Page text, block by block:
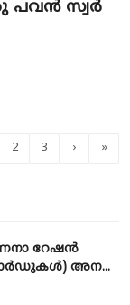
പ​വ​ൻ സ്വ​ർ​
2 3 › »
റേഷൻ
അന...